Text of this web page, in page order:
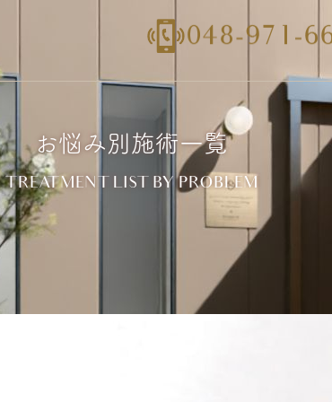
お悩み別施術一覧
TREATMENT LIST BY PROBLEM